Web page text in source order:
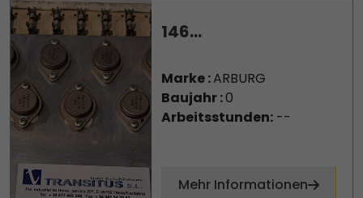
146...
Marke :ARBURG
Baujahr :0
Arbeitsstunden:--
Mehr Informationen